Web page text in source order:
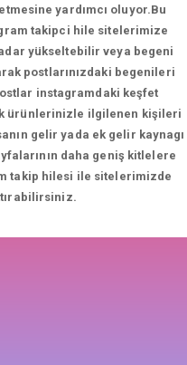
yardımcı oluyor.Bu
takipci hile sitelerimize
yükseltebilir veya begeni
postlarınızdaki begenileri
instagramdaki keşfet
ürünlerinizle ilgilenen kişileri
gelir yada ek gelir kaynagı
daha geniş kitlelere
takip hilesi ile sitelerimizde